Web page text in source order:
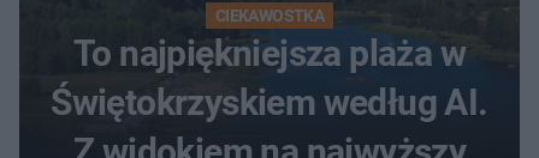
CIEKAWOSTKA
To najpiękniejsza plaża w
Świętokrzyskiem według AI.